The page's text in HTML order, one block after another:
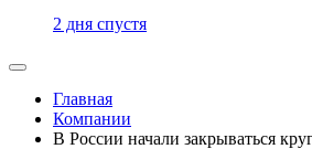
2 дня спустя
Главная
Компании
В России начали закрываться